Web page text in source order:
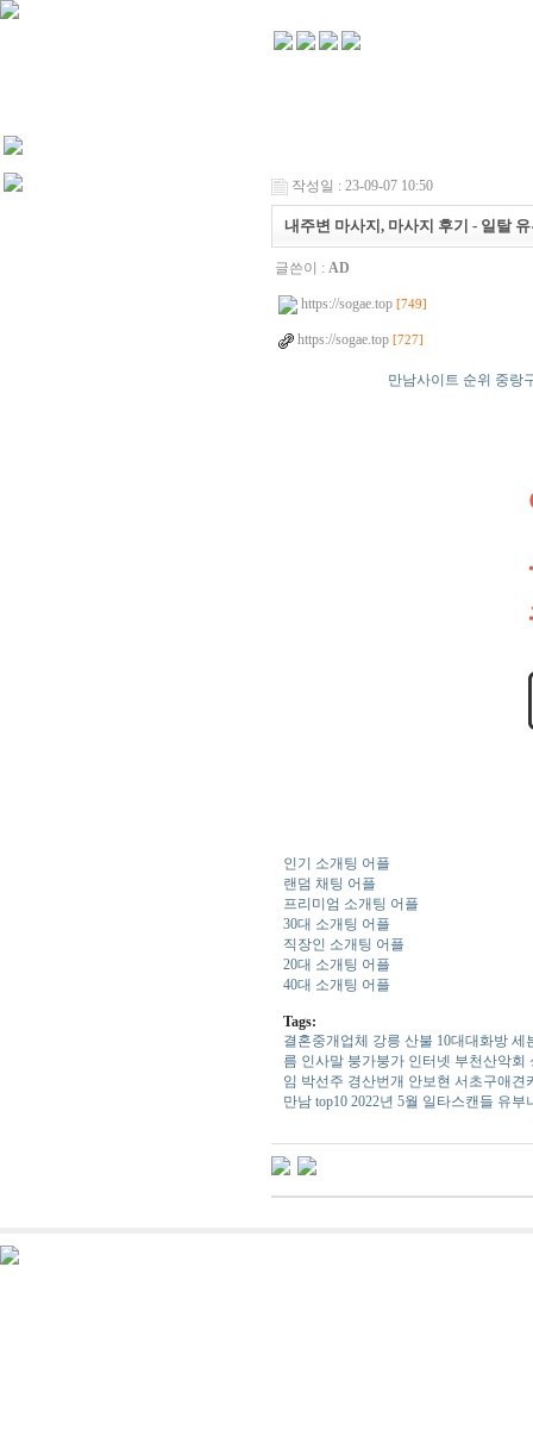
작성일 : 23-09-07 10:50
내주변 마사지, 마사지 후기 - 일탈
글쓴이 : AD
https://sogae.top [749]
https://sogae.top [727]
만남사이트 순위 중랑
인기 소개팅 어플
랜덤 채팅 어플
프리미엄 소개팅 어플
30대 소개팅 어플
직장인 소개팅 어플
20대 소개팅 어플
40대 소개팅 어플
Tags:
결혼중개업체 강릉 산불 1­0­대­대­화­방 세
름 인사말 붕­가­붕­가 인터넷 부­천­산­악­회
임 박선주 경­산­번­개 안보현 서­초­구­애­견­
만남 top10 2022년 5월 일타스캔들 유부